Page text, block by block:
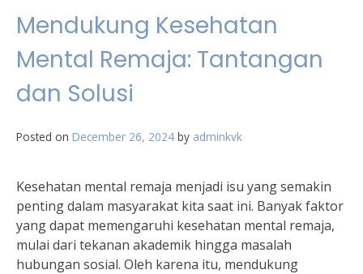
Mendukung Kesehatan
Mental Remaja: Tantangan
dan Solusi
Posted on December 26, 2024 by adminkvk
Kesehatan mental remaja menjadi isu yang semakin
penting dalam masyarakat kita saat ini. Banyak faktor
yang dapat memengaruhi kesehatan mental remaja,
mulai dari tekanan akademik hingga masalah
hubungan sosial. Oleh karena itu, mendukung